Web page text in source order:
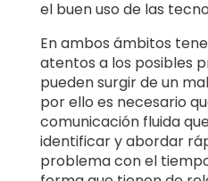
el buen uso de las
En ambos ámbitos
atentos a los posibles
pueden surgir de un
por ello es necesario
comunicación fluida
identificar y abordar
problema con el